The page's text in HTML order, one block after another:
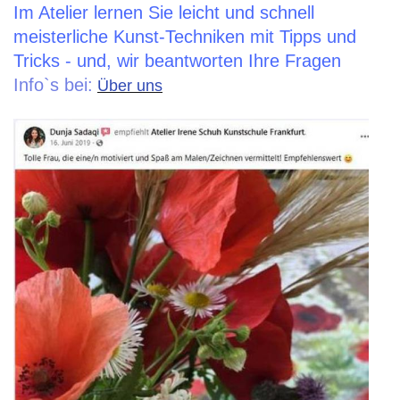
Im Atelier lernen Sie leicht und schnell
meisterliche Kunst-Techniken mit Tipps und
Tricks - und, wir beantworten Ihre Fragen
Info`s bei: Über uns